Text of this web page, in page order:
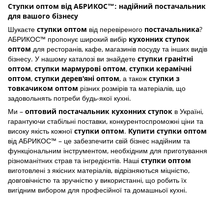
Ступки оптом від АБРИКОС™: надійний постачальник
для вашого бізнесу
Шукаєте ступки оптом від перевіреного постачальника?
АБРИКОС™ пропонує широкий вибір кухонних ступок
оптом для ресторанів, кафе, магазинів посуду та інших видів
бізнесу. У нашому каталозі ви знайдете ступки гранітні
оптом, ступки мармурові оптом, ступки керамічні
оптом, ступки дерев'яні оптом, а також ступки з
товкачиком оптом різних розмірів та матеріалів, що
задовольнять потреби будь-якої кухні.
Ми – оптовий постачальник кухонних ступок в Україні,
гарантуючи стабільні поставки, конкурентоспроможні ціни та
високу якість кожної ступки оптом. Купити ступки оптом
від АБРИКОС™ – це забезпечити свій бізнес надійним та
функціональним інструментом, необхідним для приготування
різноманітних страв та інгредієнтів. Наші ступки оптом
виготовлені з якісних матеріалів, відрізняються міцністю,
довговічністю та зручністю у використанні, що робить їх
вигідним вибором для професійної та домашньої кухні.